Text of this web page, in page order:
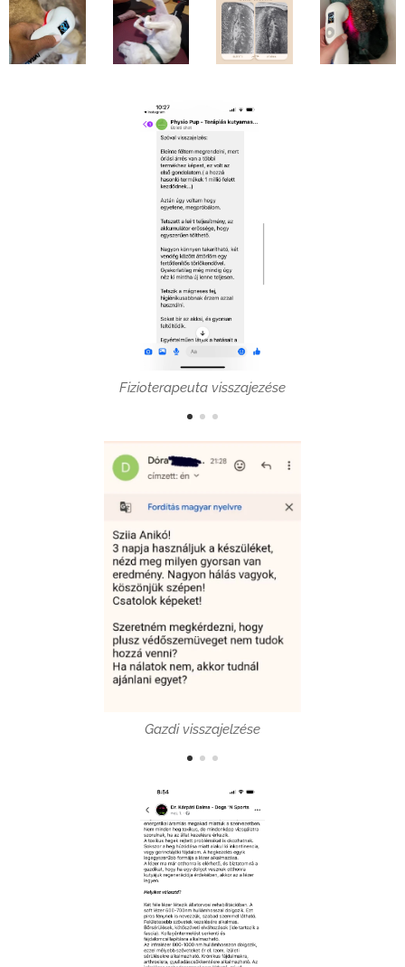
Fizioterapeuta visszajezése
Gazdi visszajelzése